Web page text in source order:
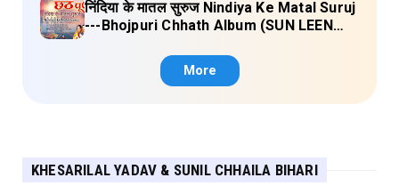
निंदिया के मातल सुरुज Nindiya Ke Matal Suruj
---Bhojpuri Chhath Album (SUN LEEN
More
KHESARILAL YADAV & SUNIL CHHAILA BIHARI